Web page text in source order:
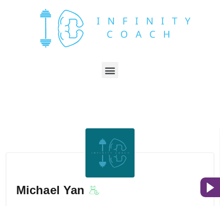
Michael Yan